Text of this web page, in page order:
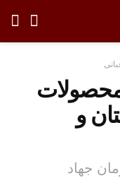
از محصولات
و
جهاد